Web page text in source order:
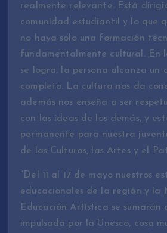
realmente relevante. Está
comunidad estudiantil y lo que
no haya solo una formación
fundamentalmente cultural. En
se logra, la persona alcanza un
completo. La cultura nos da
además nos enseña a ser
con las ideas de los demás, y
permanente para nuestra
de las Culturas, las Artes y el
“Del 11 al 17 de mayo nuestros
educacionales de la región y la
Educación Artística se sumarán
impulsada por la Unesco, cosa